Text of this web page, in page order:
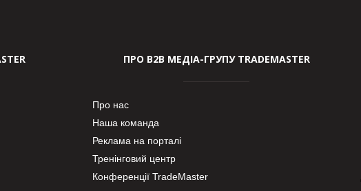
ПРО В2В МЕДІА-ГРУПУ TRADEMASTER
Про нас
Наша команда
Реклама на порталі
Тренінговий центр
Конференції TradeMaster